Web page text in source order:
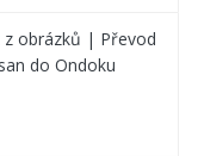
z obrázků | Převod
do Ondoku